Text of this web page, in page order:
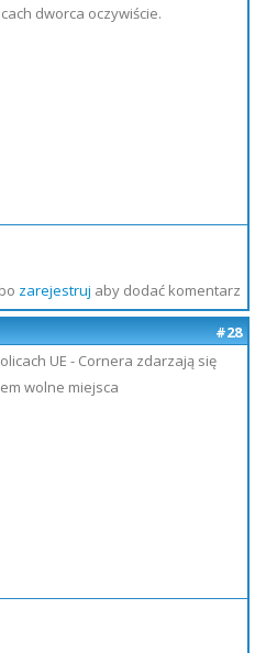
dworca oczywiście.
zarejestruj aby dodać komentarz
#28
UE - Cornera zdarzają się
wolne miejsca